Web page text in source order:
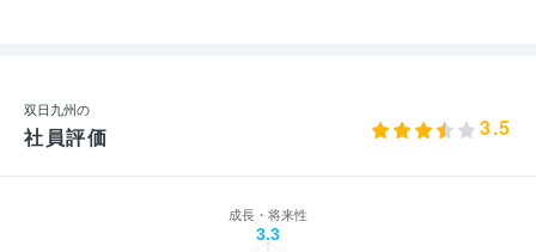
双日九州の
社員評価 3.5
成長・将来性
3.3